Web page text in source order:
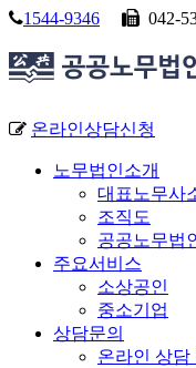
1544-9346 042-
온라인상담신청
노무법인소개
대표노무사
조직도
공공노무법
주요서비스
소상공인
중소기업
상담문의
온라인 상담